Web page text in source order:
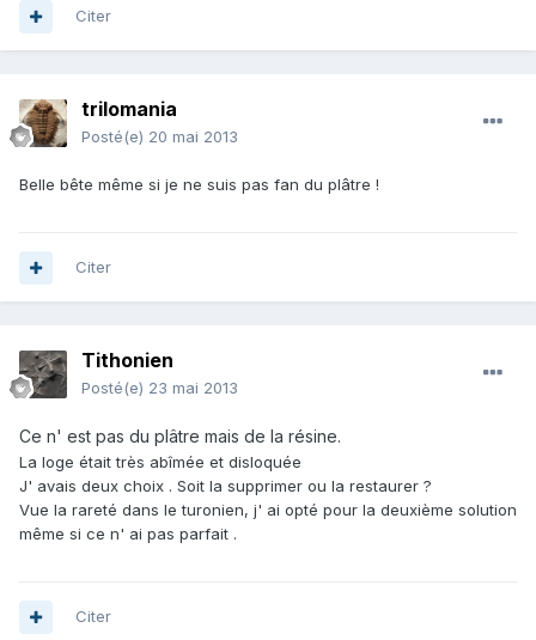
Citer
trilomania
Posté(e) 20 mai 2013
Belle bête même si je ne suis pas fan du plâtre !
Citer
Tithonien
Posté(e) 23 mai 2013
Ce n' est pas du plâtre mais de la résine.
La loge était très abîmée et disloquée
J' avais deux choix . Soit la supprimer ou la restaurer ?
Vue la rareté dans le turonien, j' ai opté pour la deuxième solution
même si ce n' ai pas parfait .
Citer